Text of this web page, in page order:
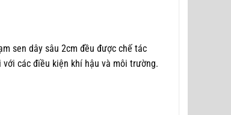
sen dây sâu 2cm đều được chế tác
các điều kiện khí hậu và môi trường.